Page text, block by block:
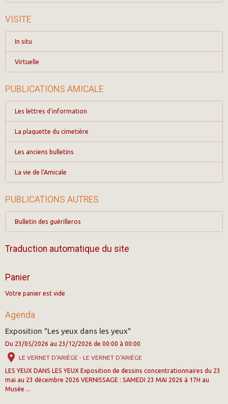
VISITE
In situ
Virtuelle
PUBLICATIONS AMICALE
Les lettres d'information
La plaquette du cimetière
Les anciens bulletins
La vie de l'Amicale
PUBLICATIONS AUTRES
Bulletin des guérilleros
Traduction automatique du site
Panier
Votre panier est vide
Agenda
Exposition "Les yeux dans les yeux"
Du 23/05/2026 au 23/12/2026 de 00:00 à 00:00
LE VERNET D'ARIÈGE - LE VERNET D'ARIÈGE
LES YEUX DANS LES YEUX Exposition de dessins concentrationnaires du 23
mai au 23 décembre 2026 VERNISSAGE : SAMEDI 23 MAI 2026 à 17H au
Musée ...